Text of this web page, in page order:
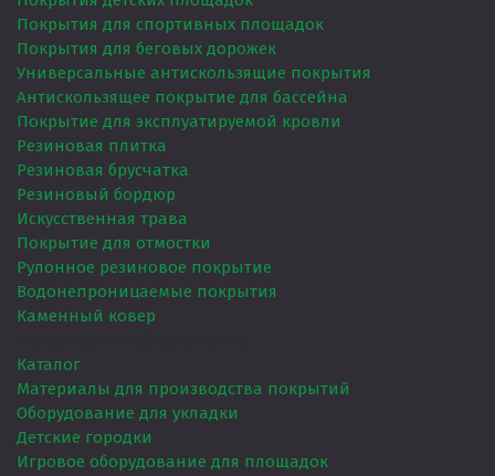
Покрытия для спортивных площадок
Покрытия для беговых дорожек
Универсальные антискользящие покрытия
Антискользящее покрытие для бассейна
Покрытие для эксплуатируемой кровли
Резиновая плитка
Резиновая брусчатка
Резиновый бордюр
Искусственная трава
Покрытие для отмостки
Рулонное резиновое покрытие
Водонепроницаемые покрытия
Каменный ковер
Каталог
Материалы для производства покрытий
Оборудование для укладки
Детские городки
Игровое оборудование для площадок